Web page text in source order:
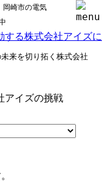
崎市の電気
来を切り拓く株式会社
アイズの挑戦